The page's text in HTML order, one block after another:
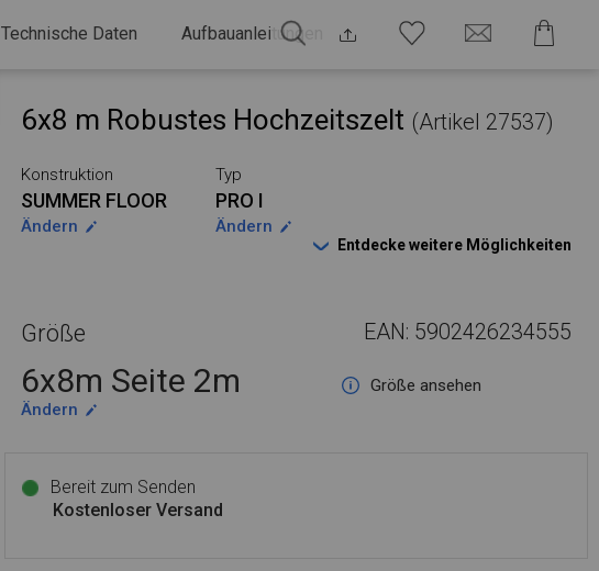
Technische Daten Aufbauanleitungen
6x8 m Robustes Hochzeitszelt (Artikel 27537)
Konstruktion
SUMMER FLOOR
Ändern
Typ
PRO I
Ändern
Entdecke weitere Möglichkeiten
Größe EAN: 5902426234555
6x8m Seite 2m
Größe ansehen
Ändern
Bereit zum Senden
Kostenloser Versand